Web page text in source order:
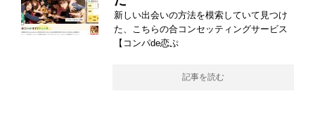
新しい出会いの方法を模索していて見つけ
た、こちらの合コンセッティングサービス
【コンパde恋ぷ
記事を読む